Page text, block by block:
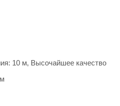
10 м, Высочайшее качество